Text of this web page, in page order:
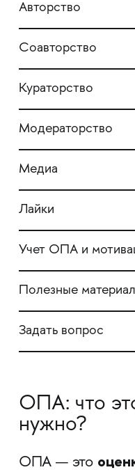
Авторство
Соавторство
Кураторство
Модераторство
Медиа
Лайки
Учет ОПА и
Полезные
Задать вопрос
ОПА: что
нужно?
ОПА — это